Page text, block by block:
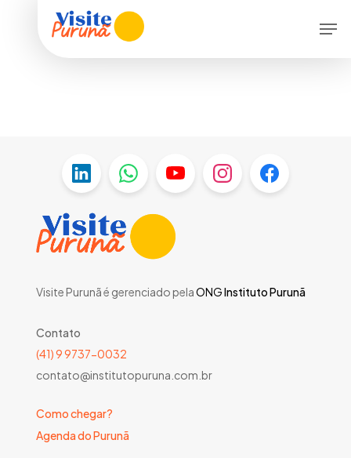
Visite Purunã é gerenciado pelaONGInstituto Purunã
Contato
(41) 9 9737-0032
contato@institutopuruna.com.br
Como chegar?
Agenda do Purunã